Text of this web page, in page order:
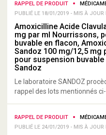
RAPPEL DE PRODUIT
PUBLIÉ LE 18/01/2019 - MIS À JOUR
Amoxicilline Acide
mg par ml Nourrissons,
buvable en flacon,
Sandoz 100 mg/12,5 mg
pour suspension
Sandoz
Le laboratoire SANDOZ
rappel des lots mentionnés
RAPPEL DE PRODUIT
PUBLIÉ LE 24/01/2019 - MIS À JOUR